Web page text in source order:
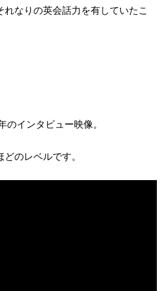
れなりの英会話力を有していたこ
のインタビュー映像。
のレベルです。